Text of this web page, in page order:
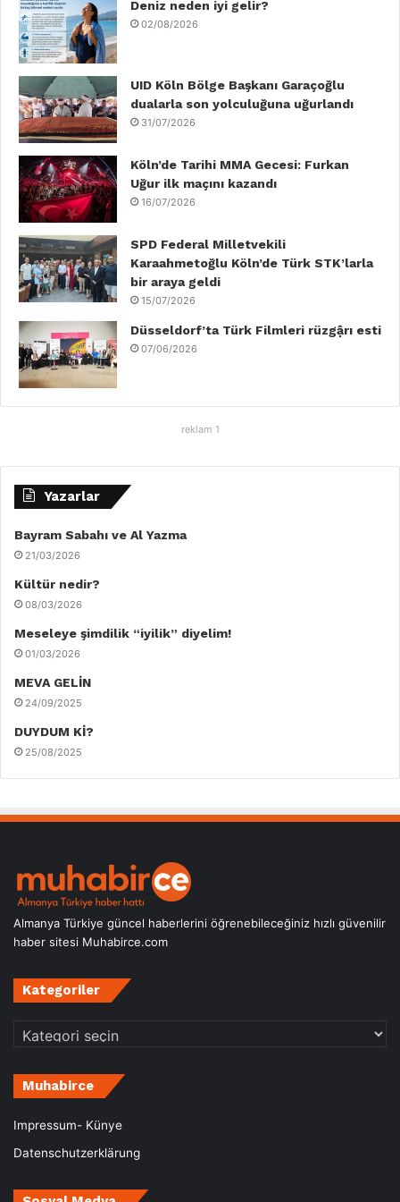
b
o
o
k
t
r
e
I
n
u
e
r
Deniz neden iyi gelir?
02/08/2026
UID Köln Bölge Başkanı Garaçoğlu
dualarla son yolculuğuna uğurlandı
31/07/2026
Köln’de Tarihi MMA Gecesi: Furkan
Uğur ilk maçını kazandı
16/07/2026
SPD Federal Milletvekili
Karaahmetoğlu Köln’de Türk STK’larla
bir araya geldi
15/07/2026
Düsseldorf’ta Türk Filmleri rüzgậrı esti
07/06/2026
reklam 1
Yazarlar
Bayram Sabahı ve Al Yazma
21/03/2026
Kültür nedir?
08/03/2026
Meseleye şimdilik “iyilik” diyelim!
01/03/2026
MEVA GELİN
24/09/2025
DUYDUM Kİ?
25/08/2025
Almanya Türkiye güncel haberlerini öğrenebileceğiniz hızlı güvenilir
haber sitesi Muhabirce.com
Kategoriler
Kategoriler
Muhabirce
Impressum- Künye
Datenschutzerklärung